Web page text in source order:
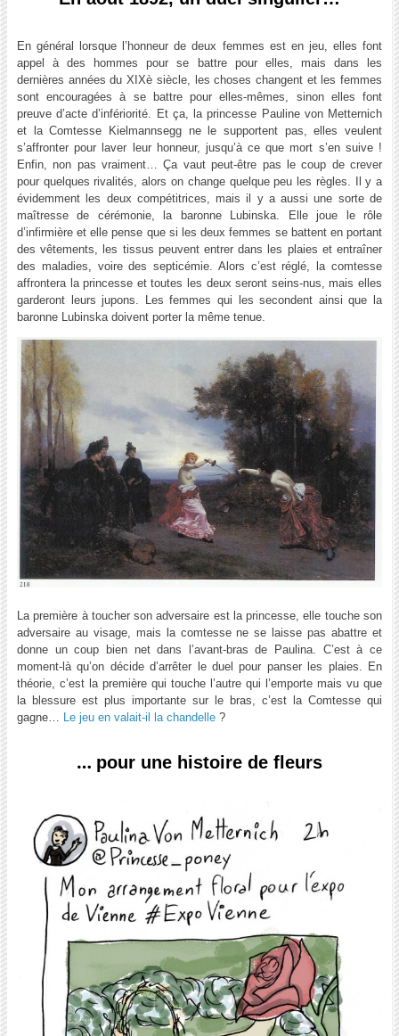
En général lorsque l’honneur de deux femmes est en jeu, elles font
appel à des hommes pour se battre pour elles, mais dans les
dernières années du XIXè siècle, les choses changent et les femmes
sont encouragées à se battre pour elles-mêmes, sinon elles font
preuve d’acte d’infériorité. Et ça, la princesse Pauline von Metternich
et la Comtesse Kielmannsegg ne le supportent pas, elles veulent
s’affronter pour laver leur honneur, jusqu’à ce que mort s’en suive !
Enfin, non pas vraiment… Ça vaut peut-être pas le coup de crever
pour quelques rivalités, alors on change quelque peu les règles. Il y a
évidemment les deux compétitrices, mais il y a aussi une sorte de
maîtresse de cérémonie, la baronne Lubinska. Elle joue le rôle
d’infirmière et elle pense que si les deux femmes se battent en portant
des vêtements, les tissus peuvent entrer dans les plaies et entraîner
des maladies, voire des septicémie. Alors c’est réglé, la comtesse
affrontera la princesse et toutes les deux seront seins-nus, mais elles
garderont leurs jupons. Les femmes qui les secondent ainsi que la
baronne Lubinska doivent porter la même tenue.
La première à toucher son adversaire est la princesse, elle touche son
adversaire au visage, mais la comtesse ne se laisse pas abattre et
donne un coup bien net dans l’avant-bras de Paulina. C’est à ce
moment-là qu’on décide d’arrêter le duel pour panser les plaies. En
théorie, c’est la première qui touche l’autre qui l’emporte mais vu que
la blessure est plus importante sur le bras, c’est la Comtesse qui
gagne… Le jeu en valait-il la chandelle ?
… pour une histoire de fleurs